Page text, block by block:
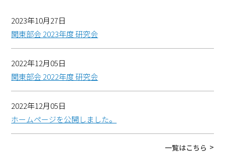
2023年10月27日
関東部会 2023年度 研究会
2022年12月05日
関東部会 2022年度 研究会
2022年12月05日
ホームページを公開しました。
一覧はこちら